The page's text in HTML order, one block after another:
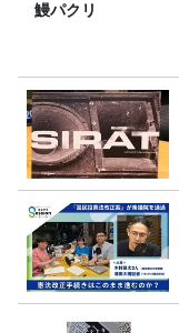
鰻パクリ